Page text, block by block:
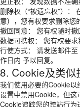
删除权（“被遗忘权”）：
意），您有权要求删除您
撤回同意： 您有权随时撤
数据可携权： 您有权要求
行使方式： 请发送邮件
作日内 予以回复。
8. Cookie及类似
我们使用必要的Cookie
设置中禁用Cookie，但
Cookie追踪您的跨站行为